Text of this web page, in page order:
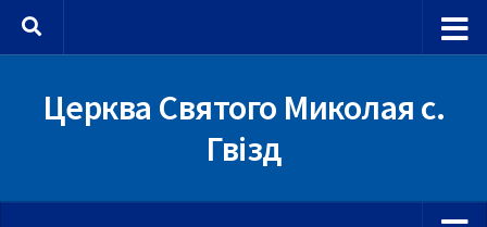
Skip to content
Церква Святого Миколая с.
Гвізд